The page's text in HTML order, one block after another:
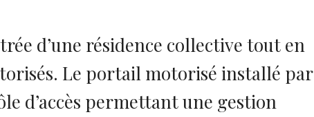
d’une résidence collective tout en
Le portail motorisé installé par
d’accès permettant une gestion